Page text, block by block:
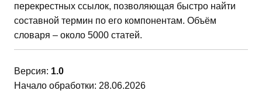
перекрестных ссылок, позволяющая быстро найти
составной термин по его компонентам. Объём
словаря – около 5000 статей.
Версия: 1.0
Начало обработки: 28.06.2026